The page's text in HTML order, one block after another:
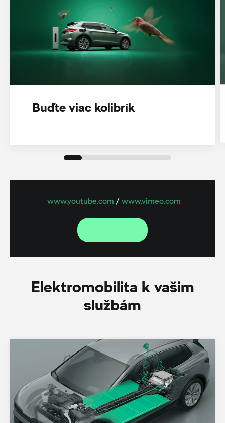
Buďte viac kolibrík
www.youtube.com / www.vimeo.com
Elektromobilita k vašim
službám